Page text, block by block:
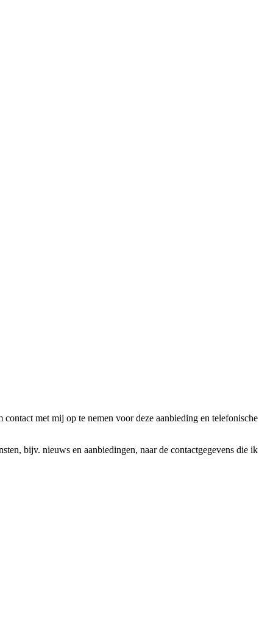
met mij op te nemen voor deze aanbieding en telefonische
bijv. nieuws en aanbiedingen, naar de contactgegevens die ik